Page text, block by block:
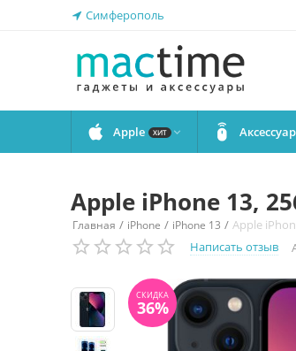
Симферополь
Apple ХИТ 
Apple iPhone 13,
Главная / iPhone / iPhone 13 / Apple
Написать отзыв
36%